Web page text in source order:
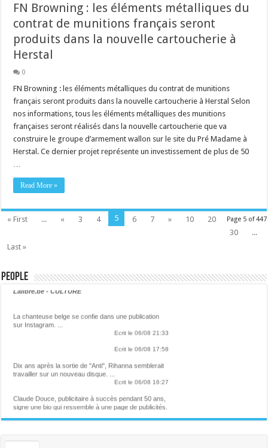
FN Browning : les éléments métalliques du
contrat de munitions français seront
produits dans la nouvelle cartoucherie à
Herstal
0
FN Browning : les éléments métalliques du contrat de munitions
français seront produits dans la nouvelle cartoucherie à Herstal Selon
nos informations, tous les éléments métalliques des munitions
françaises seront réalisés dans la nouvelle cartoucherie que va
construire le groupe d’armement wallon sur le site du Pré Madame à
Herstal. Ce dernier projet représente un investissement de plus de 50
…
Read More »
Page 5 of 447
« First ... « 3 4 5 6 7 » 10
20
30
...
Last »
People
La chanteuse belge se confie dans une publication
sur Instagram. ...
Dix ans après la sortie de "Anti", Rihanna semblerait
travailler sur un nouveau disque. ...
Ecrit le 06/08 16:27
Claude Douce, publicitaire à succès pendant 50 ans,
signe une bio qui ressemble à une page de publicités.
Entre nostalgie et stratégie, rencontre avec l'homme
qui a façonné notre imaginaire visuel et un certain